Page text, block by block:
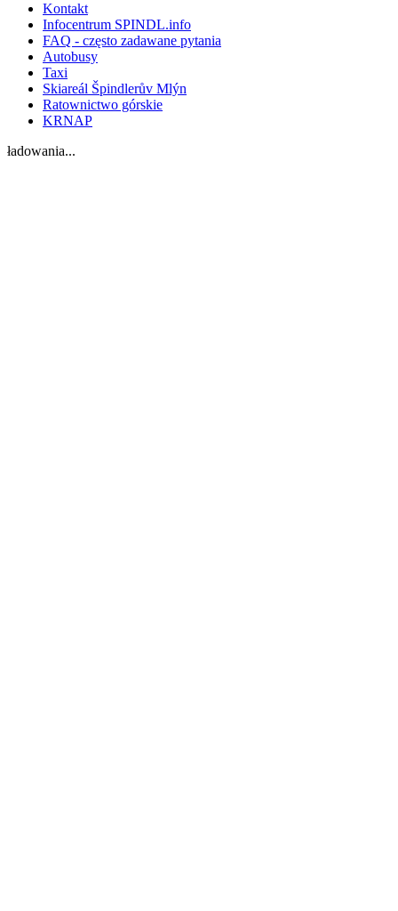
Kontakt
Infocentrum SPINDL.info
FAQ - często zadawane pytania
Autobusy
Taxi
Skiareál Špindlerův Mlýn
Ratownictwo górskie
KRNAP
ładowania...